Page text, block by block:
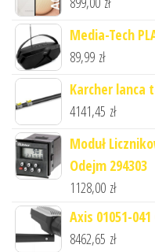
Media-Tech
89,99 zł
Karcher lanca
4141,45 zł
Moduł
Odejm 294303
1128,00 zł
Axis 01051-
8462,65 zł